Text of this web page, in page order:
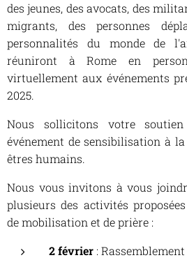
des jeunes, des avocats, des
migrants, des personnes
personnalités du monde de
réuniront à Rome en
virtuellement aux événements
2025.
Nous sollicitons votre
événement de sensibilisation à
êtres humains.
Nous vous invitons à vous
plusieurs des activités
de mobilisation et de prière :
2 février :